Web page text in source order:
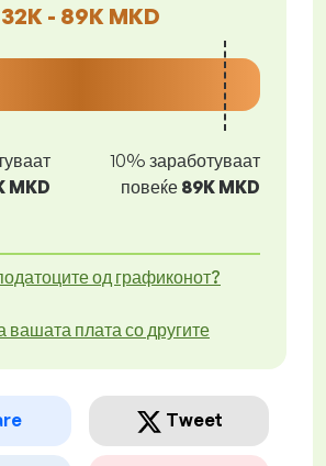
32K - 89K MKD
MKD
10% заработуваат
повеќе 89K MKD
од графиконот?
вашата плата со другите
Tweet